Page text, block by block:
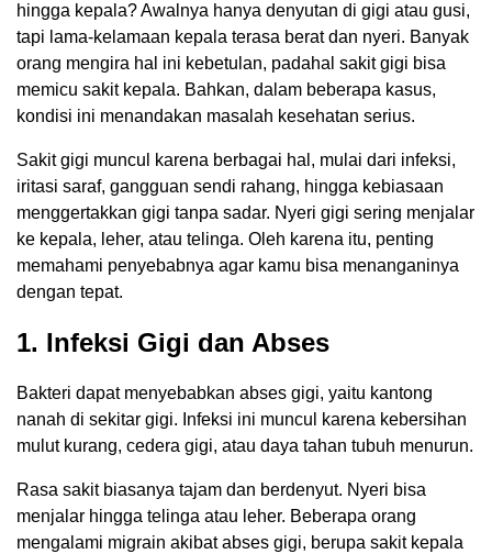
hingga kepala? Awalnya hanya denyutan di gigi atau gusi,
tapi lama-kelamaan kepala terasa berat dan nyeri. Banyak
orang mengira hal ini kebetulan, padahal sakit gigi bisa
memicu sakit kepala. Bahkan, dalam beberapa kasus,
kondisi ini menandakan masalah kesehatan serius.
Sakit gigi muncul karena berbagai hal, mulai dari infeksi,
iritasi saraf, gangguan sendi rahang, hingga kebiasaan
menggertakkan gigi tanpa sadar. Nyeri gigi sering menjalar
ke kepala, leher, atau telinga. Oleh karena itu, penting
memahami penyebabnya agar kamu bisa menanganinya
dengan tepat.
1. Infeksi Gigi dan Abses
Bakteri dapat menyebabkan abses gigi, yaitu kantong
nanah di sekitar gigi. Infeksi ini muncul karena kebersihan
mulut kurang, cedera gigi, atau daya tahan tubuh menurun.
Rasa sakit biasanya tajam dan berdenyut. Nyeri bisa
menjalar hingga telinga atau leher. Beberapa orang
mengalami migrain akibat abses gigi, berupa sakit kepala